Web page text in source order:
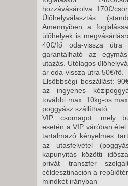
8 NAP / 7 ÉJSZAKA
2026. NOVEMBER
-
8 NAP / 7 ÉJSZAKA
2026. NOVEMBER
-
8 NAP / 7 ÉJSZAKA
2026. NOVEMBER
-
11 NAP / 10
2026. NOVEMBER
SZOMBAT -
11 NAP / 10
2026. NOVEMBER 14.,
hozzávásárolva: 170€/
Ülőhelyválasztás
Amennyiben a
ülőhelyek is
40€/fő oda-vissza
garantálható az
utazás. Utólagos
ár oda-vissza útra 50€/fő.
Elsőbbségi beszállást:
az ingyenes
további max. 10kg-os
poggyász szállítható
VIP csomagot: mely
esetén a VIP váróban
tartalmazó kényelmes
az utasfelvétel
kapunyitás közötti
privát transzfer
céldesztináción a
mindkét irányban